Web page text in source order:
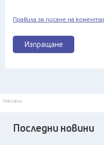
Изпращане
Правила за писане на
Реклама
Последни новини